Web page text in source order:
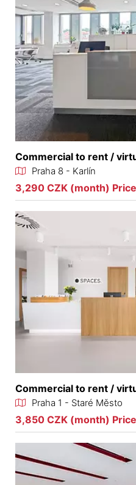
Commercial to rent /
Praha 8 - Karlín
3,290 CZK (month) Price
Commercial to rent /
Praha 1 - Staré Město
3,850 CZK (month) Price